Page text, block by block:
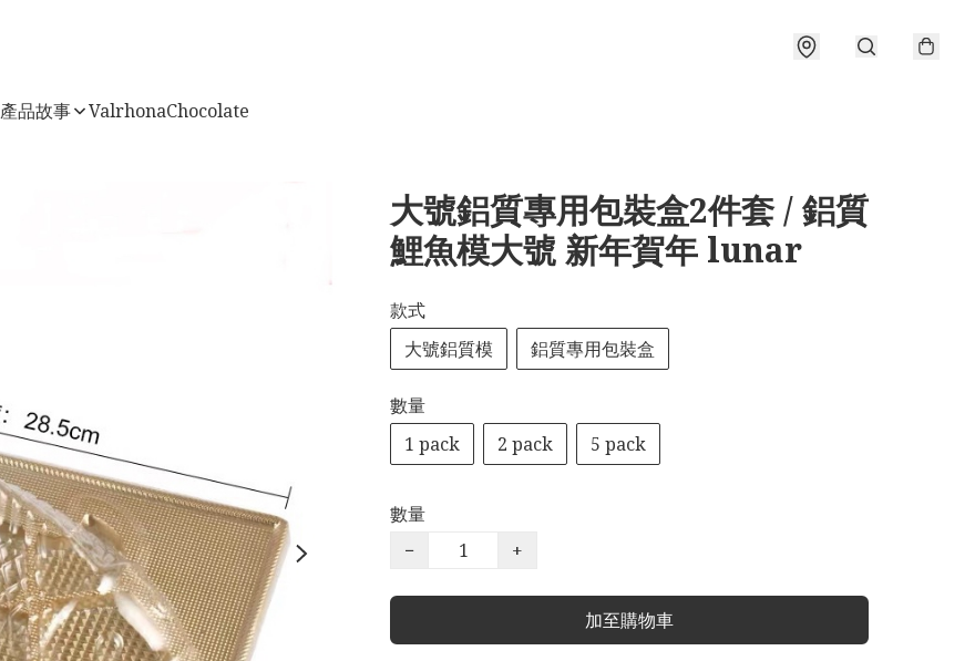
產品故事 ValrhonaChocolate
大號鋁質專用包裝盒2件套 / 鋁質
鯉魚模大號 新年賀年 lunar
款式
大號鋁質模
鋁質專用包裝盒
數量
1 pack
2 pack 5 pack
數量
−
+
加至購物車